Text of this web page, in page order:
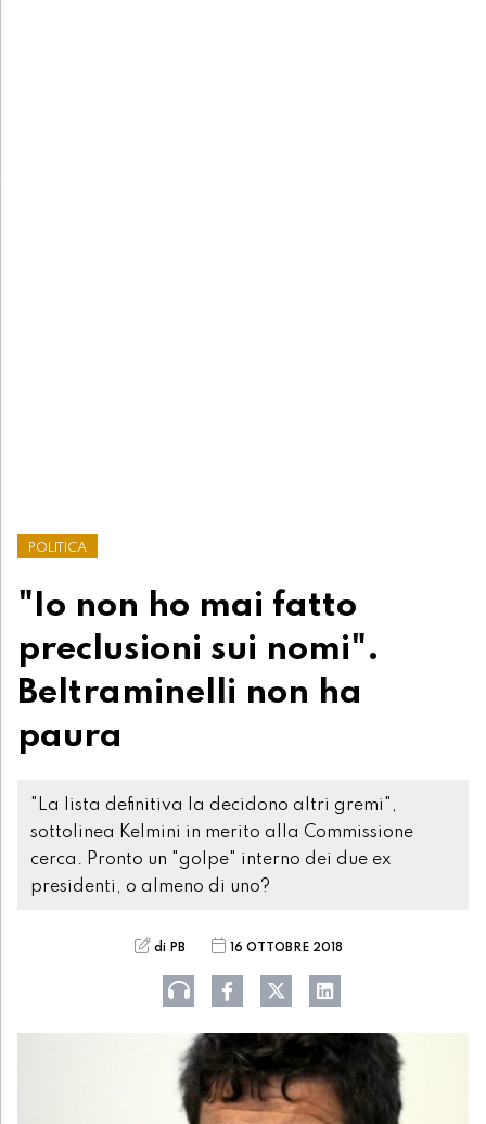
POLITICA
"Io non ho mai fatto
preclusioni sui nomi".
Beltraminelli non ha
paura
"La lista definitiva la decidono altri gremi",
sottolinea Kelmini in merito alla Commissione
cerca. Pronto un "golpe" interno dei due ex
presidenti, o almeno di uno?
di PB 16 OTTOBRE 2018